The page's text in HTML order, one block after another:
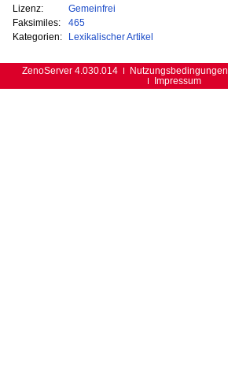
Lizenz:
Gemeinfrei
Faksimiles:
465
Kategorien:
Lexikalischer Artikel
ZenoServer 4.030.014 Nutzungsbedingungen
Impressum